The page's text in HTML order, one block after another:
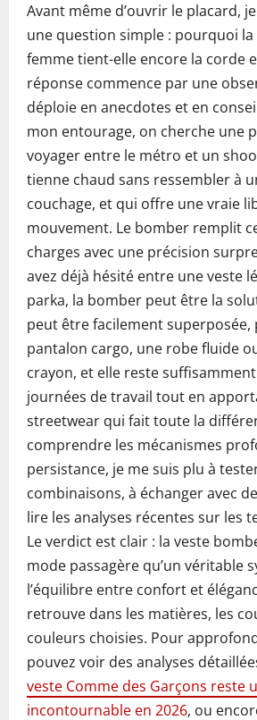
Avant même d’ouvrir le placard,
une question simple : pourquoi la
femme tient-elle encore la corde
réponse commence par une
déploie en anecdotes et en
mon entourage, on cherche une
voyager entre le métro et un
tienne chaud sans ressembler à
couchage, et qui offre une vraie
mouvement. Le bomber remplit
charges avec une précision
avez déjà hésité entre une veste
parka, la bomber peut être la
peut être facilement superposée,
pantalon cargo, une robe fluide
crayon, et elle reste
journées de travail tout en
streetwear qui fait toute la
comprendre les mécanismes
persistance, je me suis plu à
combinaisons, à échanger avec
lire les analyses récentes sur les
Le verdict est clair : la veste
mode passagère qu’un véritable
l’équilibre entre confort et
retrouve dans les matières, les
couleurs choisies. Pour
pouvez voir des analyses
veste Comme des Garçons reste
incontournable en 2026, ou